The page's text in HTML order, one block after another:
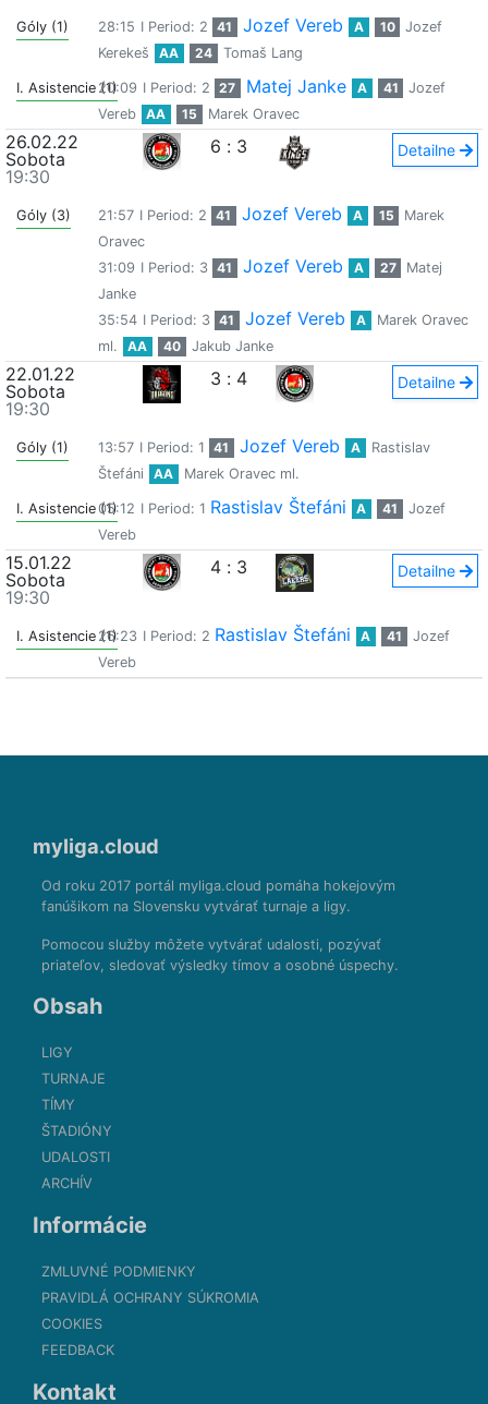
Góly (1) 28:15 I Period: 2 41 Jozef Vereb A 10
Jozef
Kerekeš
AA 24 Tomaš Lang
I. Asistencie (1)20:09 I Period: 2 27 Matej Janke A 41
Jozef
Vereb
AA 15 Marek Oravec
26.02.22
Sobota
19:30
6 : 3 Detailne
Góly (3) 21:57 I Period: 2 41 Jozef Vereb A 15
Marek
Oravec
31:09 I Period: 3 41 Jozef Vereb A 27
Matej
Janke
35:54 I Period: 3 41 Jozef Vereb A
Marek Oravec
ml.
AA 40 Jakub Janke
22.01.22
Sobota
19:30
3 : 4 Detailne
Góly (1) 13:57 I Period: 1 41 Jozef Vereb A
Rastislav
Štefáni
AA Marek Oravec ml.
I. Asistencie (1)05:12 I Period: 1 Rastislav Štefáni A 41
Jozef
Vereb
15.01.22
Sobota
19:30
4 : 3 Detailne
I. Asistencie (1)26:23 I Period: 2 Rastislav Štefáni A 41
Jozef
Vereb
myliga.cloud
Od roku 2017 portál myliga.cloud pomáha hokejovým
fanúšikom na Slovensku vytvárať turnaje a ligy.
Pomocou služby môžete vytvárať udalosti, pozývať
priateľov, sledovať výsledky tímov a osobné úspechy.
Obsah
LIGY
TURNAJE
TÍMY
ŠTADIÓNY
UDALOSTI
ARCHÍV
Informácie
ZMLUVNÉ PODMIENKY
PRAVIDLÁ OCHRANY SÚKROMIA
COOKIES
FEEDBACK
Kontakt